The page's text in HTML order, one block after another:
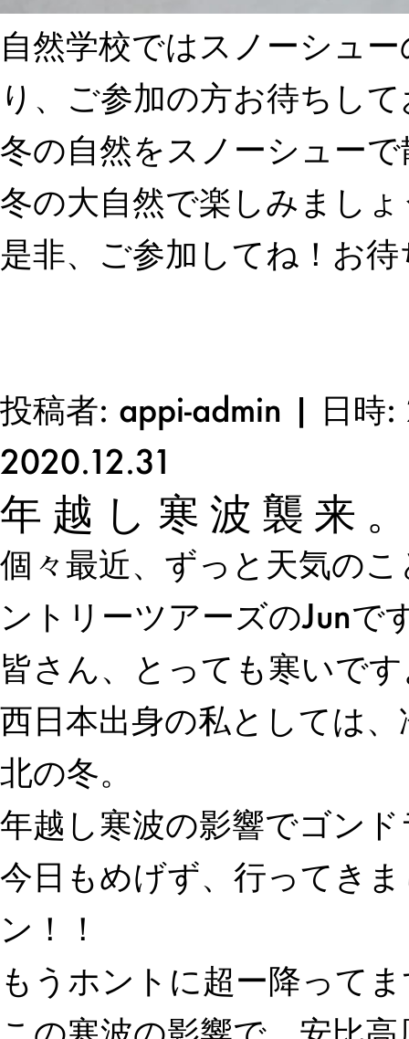
自然学校ではスノーシュ
り、ご参加の方お待ちし
冬の自然をスノーシュー
冬の大自然で楽しみまし
是非、ご参加してね！お
投稿者: appi-admin | 日時
2020.12.31
年越し寒波襲来
個々最近、ずっと天気の
ントリーツアーズのJunで
皆さん、とっても寒いで
西日本出身の私としては
北の冬。
年越し寒波の影響でゴン
今日もめげず、行ってき
ン！！
もうホントに超ー降って